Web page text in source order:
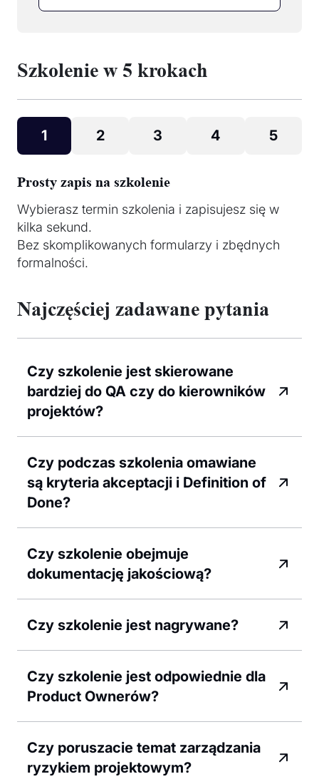
Szkolenie w 5 krokach
1 2 3 4 5
Prosty zapis na szkolenie
Wybierasz termin szkolenia i zapisujesz się w
kilka sekund.
Bez skomplikowanych formularzy i zbędnych
formalności.
Najczęściej zadawane pytania
Czy szkolenie jest skierowane
bardziej do QA czy do kierowników
projektów?
Czy podczas szkolenia omawiane
są kryteria akceptacji i Definition of
Done?
Czy szkolenie obejmuje
dokumentację jakościową?
Czy szkolenie jest nagrywane?
Czy szkolenie jest odpowiednie dla
Product Ownerów?
Czy poruszacie temat zarządzania
ryzykiem projektowym?